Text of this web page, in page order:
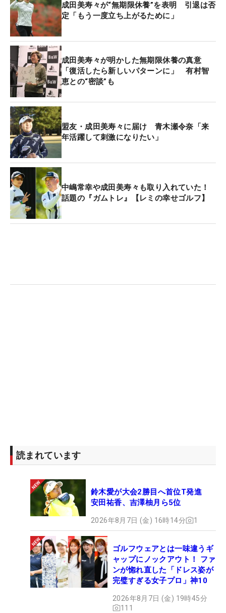
成田美寿々が“無期限休養”を表明 引退は否
定「もう一度立ち上がるために」
成田美寿々が明かした無期限休養の真意
「復活したら新しいパターンに」 有村智
恵との“密談”も
盟友・成田美寿々に届け 青木瀬令奈「来
年活躍して刺激になりたい」
中嶋常幸や成田美寿々も取り入れていた！
話題の『ガムトレ』【レミの幸せゴルフ】
読まれています
鈴木愛が大会2勝目へ首位T発進
安田祐香、吉澤柚月ら5位
2026年8月7日 (金) 16時14分 1
ゴルフウェアとは一味違うギ
ャップにノックアウト！ ファ
ンが惚れ直した「ドレス姿が
完璧すぎる女子プロ」神10
2026年8月7日 (金) 19時45分
111